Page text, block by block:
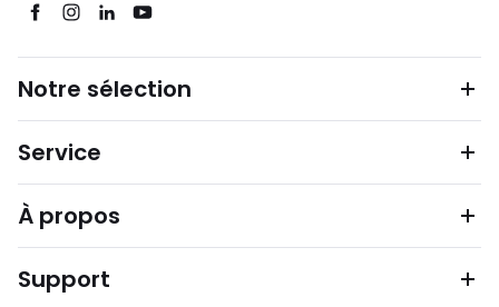
Notre sélection
Service
À propos
Support